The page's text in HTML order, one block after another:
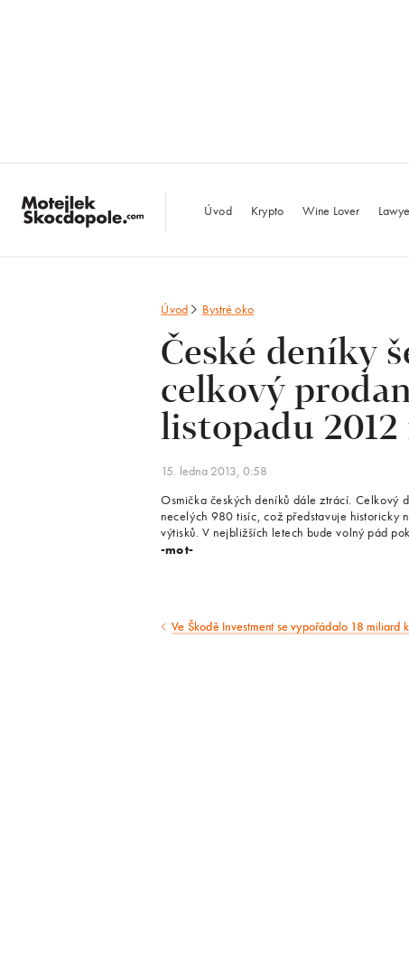
Úvod Krypto Wine Lover
Úvod Bystré oko
České deníky
celkový
listopadu
15. ledna 2013, 0:58
Osmička českých deníků dále ztrácí. Celkový
necelých 980 tisíc, což představuje historicky
výtisků. V nejbližších letech bude volný pád
-mot-
Předcházející
Ve Škodě Investment se vypořádalo 18 miliard